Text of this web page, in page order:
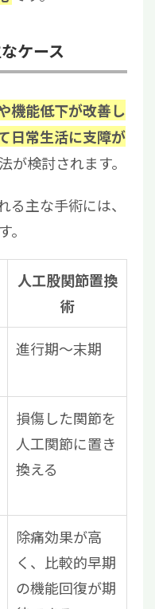
ケース
機能低下が改善し
日常生活に支障が
が検討されます。
主な手術には、
人工股関節置換
術
進行期〜末期
損傷した関節を
人工関節に置き
換える
除痛効果が高
く、比較的早期
の機能回復が期